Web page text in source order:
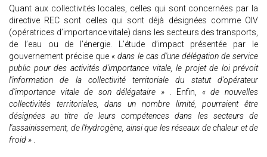
Quant aux collectivités locales, celles qui sont concernées par la
directive REC sont celles qui sont déjà désignées comme OIV
(opératrices d’importance vitale) dans les secteurs des transports,
de l’eau ou de l’énergie. L’étude d’impact présentée par le
gouvernement précise que « dans le cas d'une délégation de service
public pour des activités d'importance vitale, le projet de loi prévoit
l'information de la collectivité territoriale du statut d'opérateur
d'importance vitale de son délégataire » . Enfin, « de nouvelles
collectivités territoriales, dans un nombre limité, pourraient être
désignées au titre de leurs compétences dans les secteurs de
l'assainissement, de l'hydrogène, ainsi que les réseaux de chaleur et de
froid » .